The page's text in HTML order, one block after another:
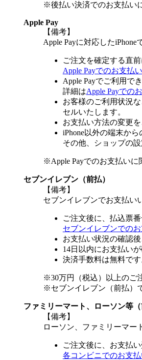
※後払い決済でのお支払い
Apple Pay
【備考】
Apple Payに対応したiPhone
ご注文を確定する直
Apple Payでのお支払
Apple Payでご利用で
詳細はApple Payでの
お客様のご利用状況
セルいたします。
お支払い方法の変更
iPhone以外の端末か
その他、ショップの
※Apple Payでのお支払いに
セブンイレブン（前払）
【備考】
セブンイレブンでお支払い
ご注文後に、払込票
セブンイレブンでの
お支払い状況の確認
14日以内にお支払い
決済手数料は無料です
※30万円（税込）以上のご
※セブンイレブン（前払）
ファミリーマート、ローソン等（
【備考】
ローソン、ファミリーマー
ご注文後に、お支払
各コンビニでのお支